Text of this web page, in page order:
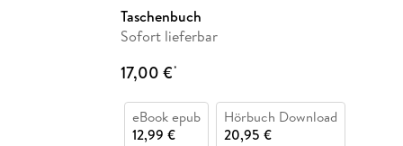
Taschenbuch
Sofort lieferbar
17,00 €*
eBook epub
12,99 €
Hörbuch Download
20,95 €